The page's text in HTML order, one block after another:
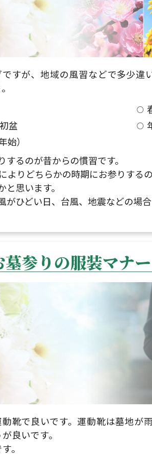
すが、地域の風習などで多少
盆
）
るのが昔からの慣習です。
よりどちらかの時期にお参りする
思います。
がひどい日、台風、地震などの場
墓参りの服装マナ
靴で良いです。運動靴は墓地が
良いです。
。